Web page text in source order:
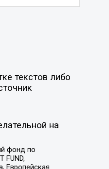
текстов либо
на
фонд по
FUND,
Европейская